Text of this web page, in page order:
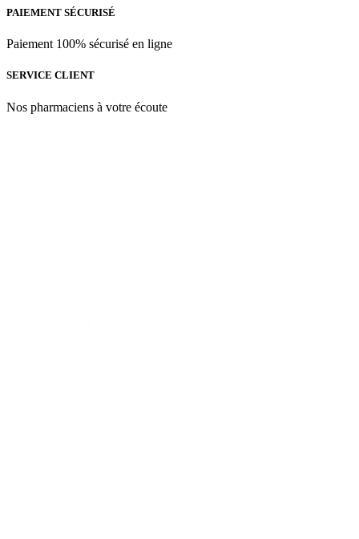
PAIEMENT SÉCURISÉ
Paiement 100% sécurisé en ligne
SERVICE CLIENT
Nos pharmaciens à votre écoute